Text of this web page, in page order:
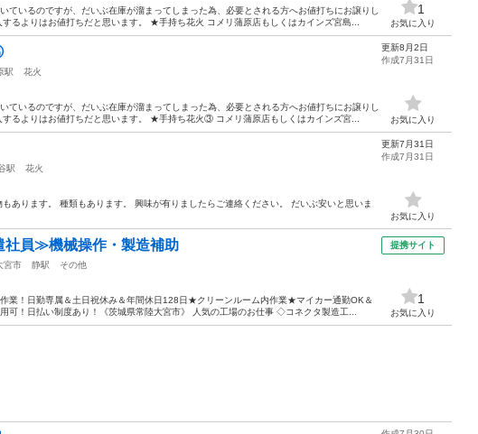
ているのですが、だいぶ在庫が溜まってしまった為、必要とされる方へお値打ちにお譲りし
るよりはお値打ちだと思います。 ★手持ち花火 コメリ蒲原店もしくはカインズ宮島...
1
お気に入り
駅
花火
ているのですが、だいぶ在庫が溜まってしまった為、必要とされる方へお値打ちにお譲りし
するよりはお値打ちだと思います。 ★手持ち花火③ コメリ蒲原店もしくはカインズ宮...
更新8月2日
作成7月31日
お気に入り
駅
花火
あります。 種類もあります。 興味が有りましたらご連絡ください。 だいぶ安いと思いま
更新7月31日
作成7月31日
お気に入り
員≫機械操作・製造補助
宮市 静駅 その他
業！日勤専属＆土日祝休み＆年間休日128日★クリーンルーム内作業★マイカー通勤OK＆
可！日払い制度あり！《茨城県常陸大宮市》 人気の工場のお仕事 ◇コネクタ製造工...
提携サイト
1
お気に入り